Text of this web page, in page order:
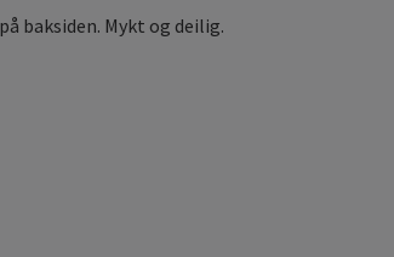
baksiden. Mykt og deilig.